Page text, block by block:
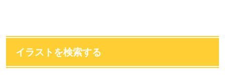
イラストを検索する